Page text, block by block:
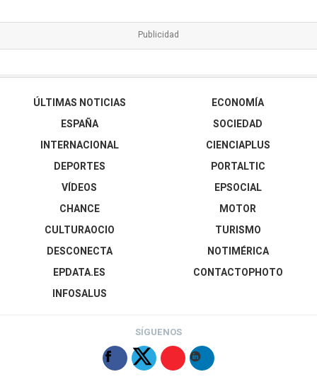
ÚLTIMAS NOTICIAS
ESPAÑA
INTERNACIONAL
DEPORTES
VÍDEOS
ECONOMÍA
SOCIEDAD
CIENCIAPLUS
PORTALTIC
EPSOCIAL
CHANCE
CULTURAOCIO
DESCONECTA
EPDATA.ES
INFOSALUS
MOTOR
TURISMO
NOTIMÉRICA
CONTACTOPHOTO
SÍGUENOS